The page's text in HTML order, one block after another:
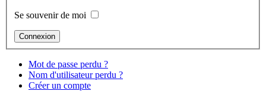
Se souvenir de moi
Mot de passe perdu ?
Nom d'utilisateur perdu ?
Créer un compte